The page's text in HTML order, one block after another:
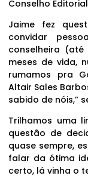
Conselho
Jaime fez
convidar
conselheira
meses de vida,
rumamos pra
Altair Sales
sabido de nóis,”
Trilhamos uma
questão de
quase sempre,
falar da ótima
certo, lá vinha o